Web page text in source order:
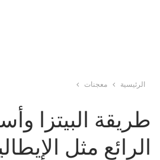
الرئيسية معجنات
طريقة البيتزا
الرائع مثل